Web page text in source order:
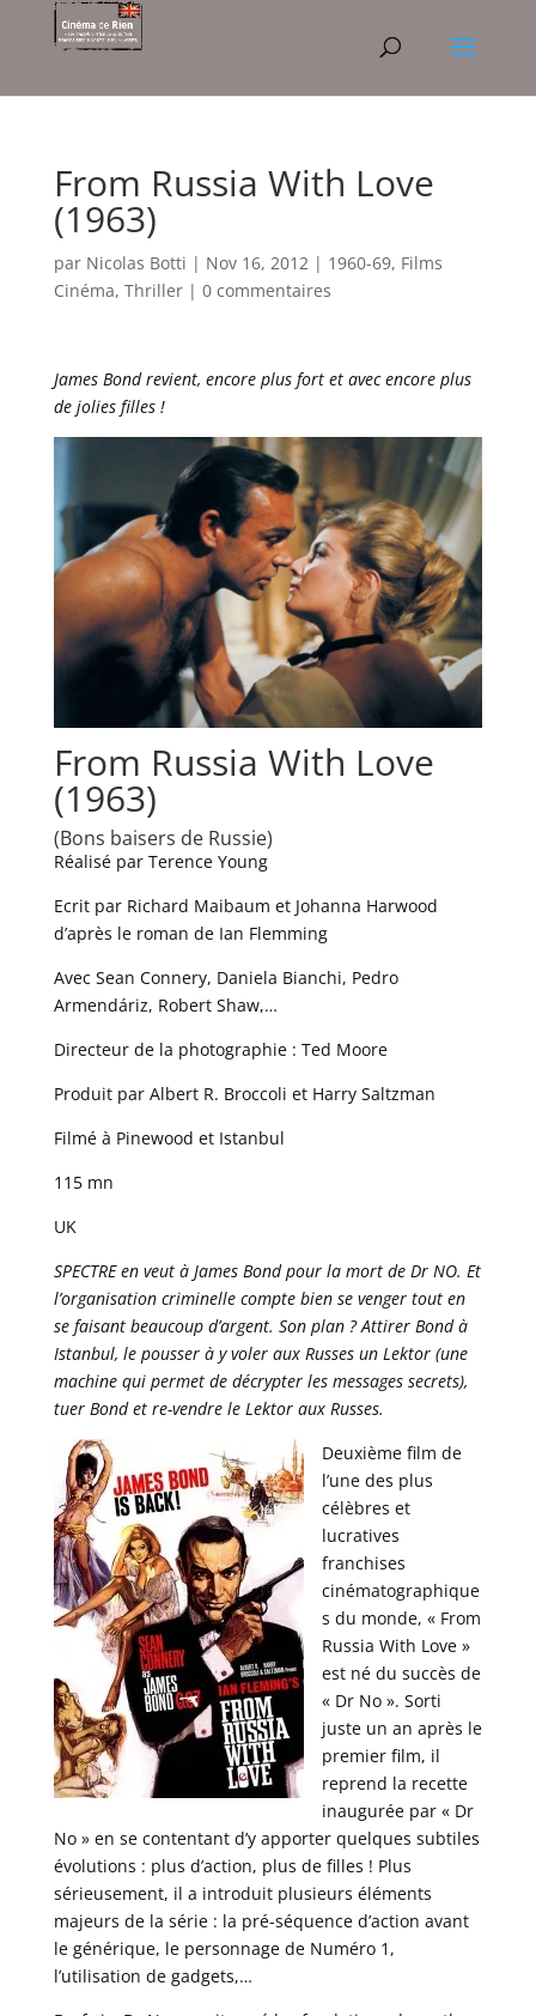
From Russia With Love
(1963)
par Nicolas Botti | Nov 16, 2012| 1960-69, Films
Cinéma, Thriller| 0 commentaires
James Bond revient, encore plus fort et avec encore plus
de jolies filles !
From Russia With Love
(1963)
(Bons baisers de Russie)
Réalisé par Terence Young
Ecrit par Richard Maibaum et Johanna Harwood
d’après le roman de Ian Flemming
Avec Sean Connery, Daniela Bianchi, Pedro
Armendáriz, Robert Shaw,…
Directeur de la photographie : Ted Moore
Produit par Albert R. Broccoli et Harry Saltzman
Filmé à Pinewood et Istanbul
115 mn
UK
SPECTRE en veut à James Bond pour la mort de Dr NO. Et
l’organisation criminelle compte bien se venger tout en
se faisant beaucoup d’argent. Son plan ? Attirer Bond à
Istanbul, le pousser à y voler aux Russes un Lektor (une
machine qui permet de décrypter les messages secrets),
tuer Bond et re-vendre le Lektor aux Russes.
Deuxième film de
l’une des plus
célèbres et
lucratives
franchises
cinématographique
s du monde, « From
Russia With Love »
est né du succès de
« Dr No ». Sorti
juste un an après le
premier film, il
reprend la recette
inaugurée par « Dr
No » en se contentant d’y apporter quelques subtiles
évolutions : plus d’action, plus de filles ! Plus
sérieusement, il a introduit plusieurs éléments
majeurs de la série : la pré-séquence d’action avant
le générique, le personnage de Numéro 1,
l’utilisation de gadgets,…